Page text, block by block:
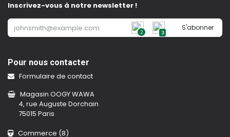
Inscrivez-vous à notre newsletter !
2 3
S'abonner
Pour nous contacter
Formulaire de contact
Magasin OOGY WAWA
4, rue Auguste Dorchain
75015 Paris
Commerce (8)